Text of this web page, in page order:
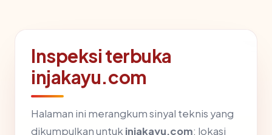
Inspeksi terbuka
injakayu.com
Halaman ini merangkum sinyal teknis yang
dikumpulkan untukinjakayu.com: lokasi